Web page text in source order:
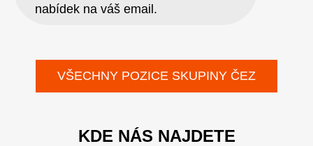
nabídek na váš email.
VŠECHNY POZICE SKUPINY ČEZ
KDE NÁS NAJDETE